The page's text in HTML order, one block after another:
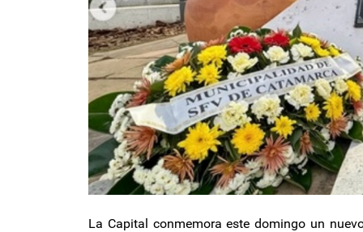
La Capital conmemora este domingo un